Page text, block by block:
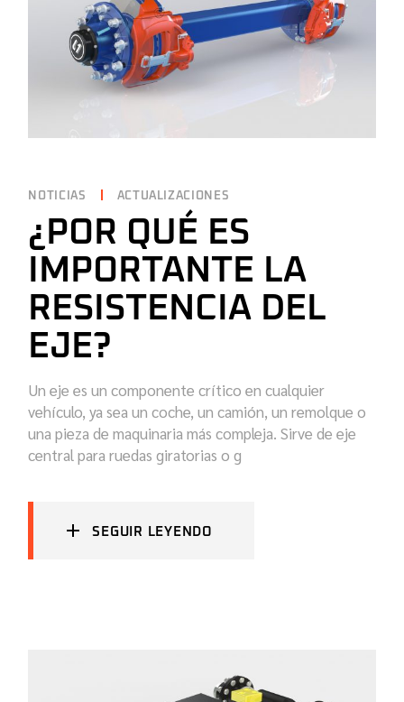
NOTICIAS ACTUALIZACIONES
¿POR QUÉ ES
IMPORTANTE LA
RESISTENCIA DEL
EJE?
Un eje es un componente crítico en cualquier
vehículo, ya sea un coche, un camión, un remolque o
una pieza de maquinaria más compleja. Sirve de eje
central para ruedas giratorias o g
SEGUIR LEYENDO